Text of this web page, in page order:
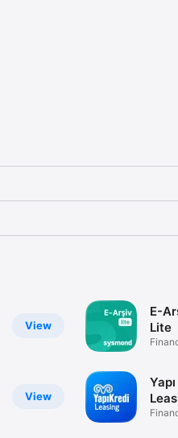
View
View
E-
Lite